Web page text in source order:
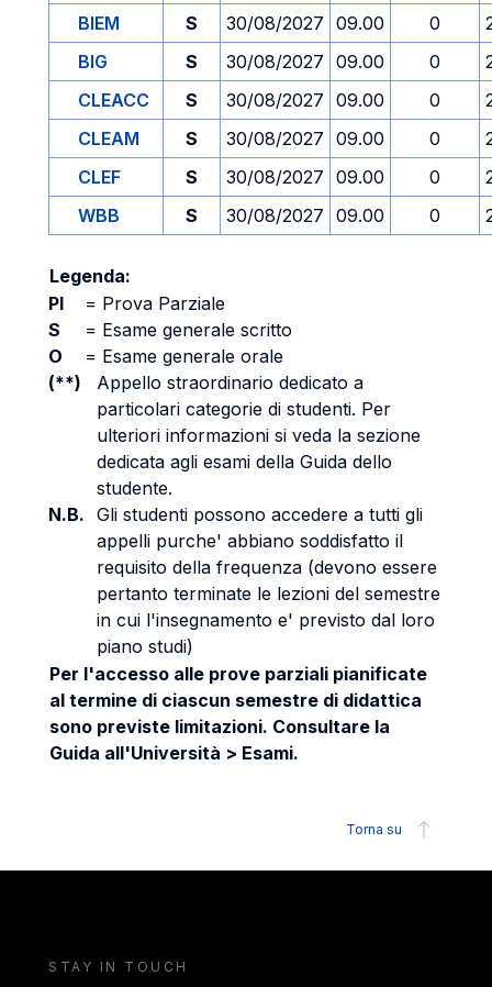
BIEM S 30/08/2027 09.00 0
BIG
S 30/08/2027 09.00 0
CLEACC
S 30/08/2027 09.00 0
CLEAM
S 30/08/2027 09.00 0
CLEF
S 30/08/2027 09.00 0
WBB
S 30/08/2027 09.00 0
Legenda:
PI
= Prova Parziale
S
= Esame generale scritto
O
= Esame generale orale
(**)
Appello straordinario dedicato a
particolari categorie di studenti. Per
ulteriori informazioni si veda la sezione
dedicata agli esami della Guida dello
studente.
N.B. Gli studenti possono accedere a tutti gli
appelli purche' abbiano soddisfatto il
requisito della frequenza (devono essere
pertanto terminate le lezioni del semestre
in cui l'insegnamento e' previsto dal loro
piano studi)
Per l'accesso alle prove parziali pianificate
al termine di ciascun semestre di didattica
sono previste limitazioni. Consultare la
Guida all'Università > Esami.
Torna su
STAY IN TOUCH